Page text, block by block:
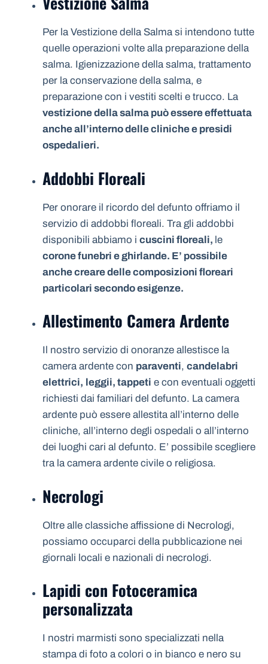
Per la Vestizione della Salma si intendono tutte
quelle operazioni volte alla preparazione della
salma. Igienizzazione della salma, trattamento
per la conservazione della salma, e
preparazione con i vestiti scelti e trucco. La
vestizione della salma può essere effettuata
anche all’interno delle cliniche e presidi
ospedalieri.
Addobbi Floreali
Per onorare il ricordo del defunto offriamo il
servizio di addobbi floreali. Tra gli addobbi
disponibili abbiamo i cuscini floreali, le
corone funebri e ghirlande. E’ possibile
anche creare delle composizioni floreari
particolari secondo esigenze.
Allestimento Camera Ardente
Il nostro servizio di onoranze allestisce la
camera ardente con paraventi, candelabri
elettrici, leggii, tappeti e con eventuali oggetti
richiesti dai familiari del defunto. La camera
ardente può essere allestita all’interno delle
cliniche, all’interno degli ospedali o all’interno
dei luoghi cari al defunto. E’ possibile scegliere
tra la camera ardente civile o religiosa.
Necrologi
Oltre alle classiche affissione di Necrologi,
possiamo occuparci della pubblicazione nei
giornali locali e nazionali di necrologi.
Lapidi con Fotoceramica
personalizzata
I nostri marmisti sono specializzati nella
stampa di foto a colori o in bianco e nero su